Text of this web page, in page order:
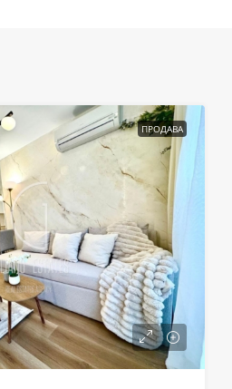
ПРОДАВА